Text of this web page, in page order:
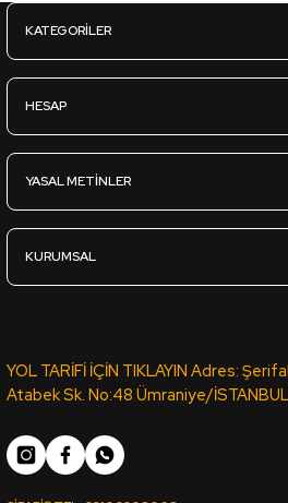
KATEGORİLER
HESAP
YASAL METİNLER
KURUMSAL
YOL TARİFİ İÇİN TIKLAYIN Adres:
Atabek Sk. No:48 Ümraniye/İSTANBUL